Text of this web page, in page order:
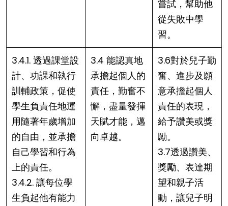
嘗試，幫助他
從失敗中學
習。
3.4.1. 透過課堂設
計、功課和執行
訓輔政策，促使
學生負責任地運
用隨著年歲增加
的自由，並承擔
自己學習和行為
上的責任。
3.4.2. 讓每位學
生負起他有能力
3.4 能認真地
承擔起個人的
責任，勤奮不
懈，盡量發揮
天賦才能，邁
向卓越。
3.6對於兒子勤
奮、進步及願
意承擔起個人
責任的表現，
給予讚美或獎
勵。
3.7透過讚美、
獎勵、表達期
望和親子活
動，讓兒子明